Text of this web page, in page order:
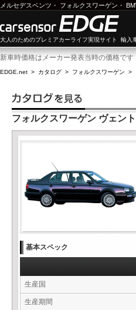
メルセデスベンツ ・ フォルクスワーゲン ・
大人のためのプレミアカーライフ実現サイト 輸入
新車時価格はメーカー発表当時の価格です
EDGE.net > カタログ > フォルクスワーゲン >
フォルクスワーゲン ヴェン
基本スペック
生産国
生産期間